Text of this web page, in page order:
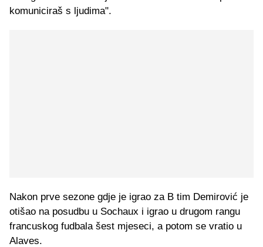
komuniciraš s ljudima".
Nakon prve sezone gdje je igrao za B tim Demirović je
otišao na posudbu u Sochaux i igrao u drugom rangu
francuskog fudbala šest mjeseci, a potom se vratio u
Alaves.